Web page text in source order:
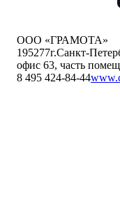
ООО «ГРАМОТА»
195277г.Санкт-
офис 63, часть
8 495 424-84-44